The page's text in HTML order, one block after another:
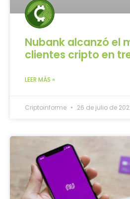
Nubank alcanzó el
clientes cripto en
LEER MÁS »
Criptoinforme 26 de julio de